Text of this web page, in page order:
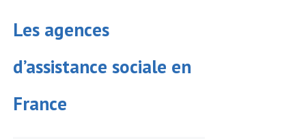
Les agences
d’assistance sociale en
France